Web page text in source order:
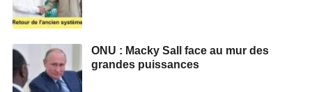
ONU : Macky Sall face au mur des
grandes puissances